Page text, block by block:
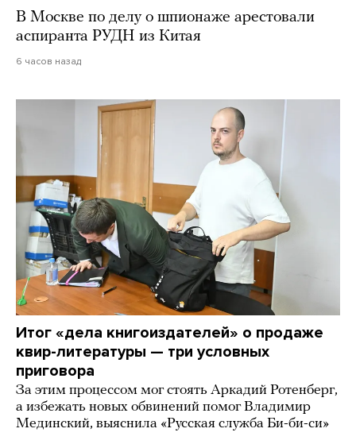
В Москве по делу о шпионаже арестовали
аспиранта РУДН из Китая
6 часов назад
Итог «дела книгоиздателей» о продаже
квир-литературы — три условных
приговора
За этим процессом мог стоять Аркадий Ротенберг,
а избежать новых обвинений помог Владимир
Мединский, выяснила «Русская служба Би-би-си»